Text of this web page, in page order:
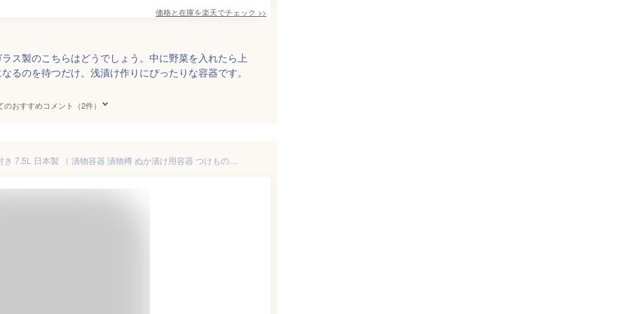
価格と在庫を楽天でチェック >>
ス製のこちらはどうでしょう。中に野菜を入れたら上
るのを待つだけ。浅漬け作りにぴったりな容器です。
のおすすめコメント（2件）